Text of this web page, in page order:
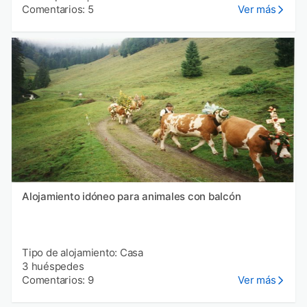
Comentarios: 5
Ver más
Alojamiento idóneo para animales con balcón
Tipo de alojamiento: Casa
3 huéspedes
Comentarios: 9
Ver más